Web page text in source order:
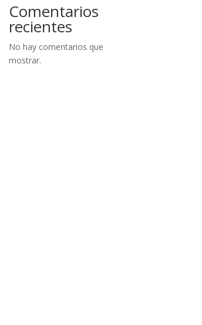
Comentarios
recientes
No hay comentarios que
mostrar.